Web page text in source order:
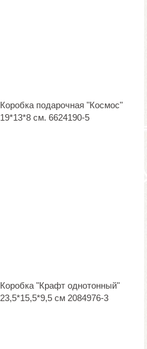
Коробка подарочная "Космос"
19*13*8 см. 6624190-5
Коробка "Крафт однотонный"
23,5*15,5*9,5 см 2084976-3